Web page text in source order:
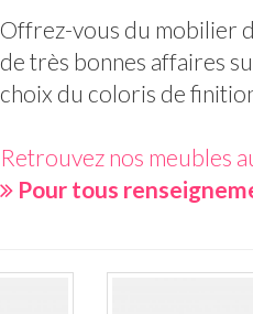
Offrez-vous du mobilier
de très bonnes affaires
choix du coloris de
Retrouvez nos meubles
Pour tous